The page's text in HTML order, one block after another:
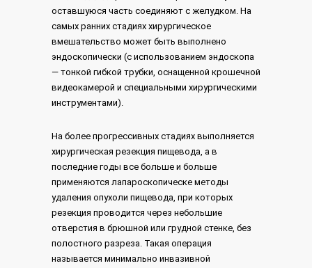
оставшуюся часть соединяют с желудком. На
самых ранних стадиях хирургическое
вмешательство может быть выполнено
эндоскопически (с использованием эндоскопа
— тонкой гибкой трубки, оснащенной крошечной
видеокамерой и специальными хирургическими
инструментами).
На более прогрессивных стадиях выполняется
хирургическая резекция пищевода, а в
последние годы все больше и больше
применяются лапароскопическе методы
удаления опухоли пищевода, при которых
резекция проводится через небольшие
отверстия в брюшной или грудной стенке, без
полостного разреза. Такая операция
называется минимально инвазивной